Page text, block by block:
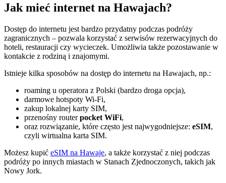
Jak mieć internet na Hawajach?
Dostęp do internetu jest bardzo przydatny podczas podróży
zagranicznych – pozwala korzystać z serwisów rezerwacyjnych do
hoteli, restauracji czy wycieczek. Umożliwia także pozostawanie w
kontakcie z rodziną i znajomymi.
Istnieje kilka sposobów na dostęp do internetu na Hawajach, np.:
roaming u operatora z Polski (bardzo droga opcja),
darmowe hotspoty Wi-Fi,
zakup lokalnej karty SIM,
przenośny routerpocket WiFi,
oraz rozwiązanie, które często jest najwygodniejsze: eSIM,
czyli wirtualna karta SIM.
Możesz kupić eSIM na Hawaje, a także korzystać z niej podczas
podróży po innych miastach w Stanach Zjednoczonych, takich jak
Nowy Jork.